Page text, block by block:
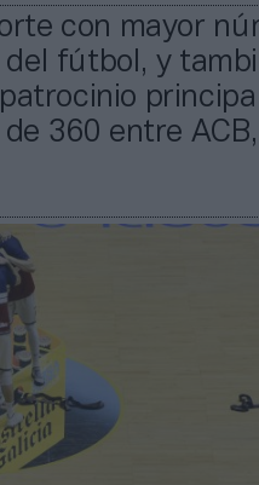
con mayor
fútbol, y
360 entre ACB,